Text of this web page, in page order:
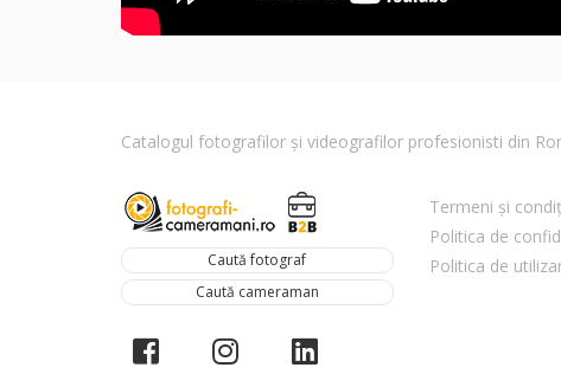
Catalogul fotografilor și videografilor profesionisti din
Caută fotograf
Caută cameraman
Termeni și
Politica de
Politica de